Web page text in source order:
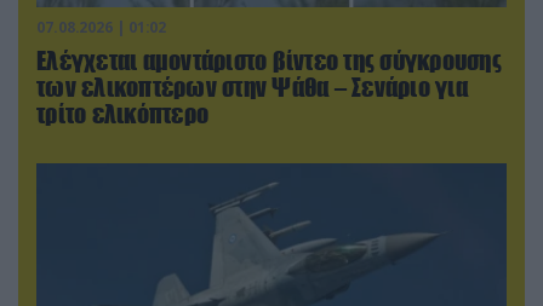
07.08.2026 | 01:02
Ελέγχεται αμοντάριστο βίντεο της σύγκρουσης
των ελικοπτέρων στην Ψάθα – Σενάριο για
τρίτο ελικόπτερο